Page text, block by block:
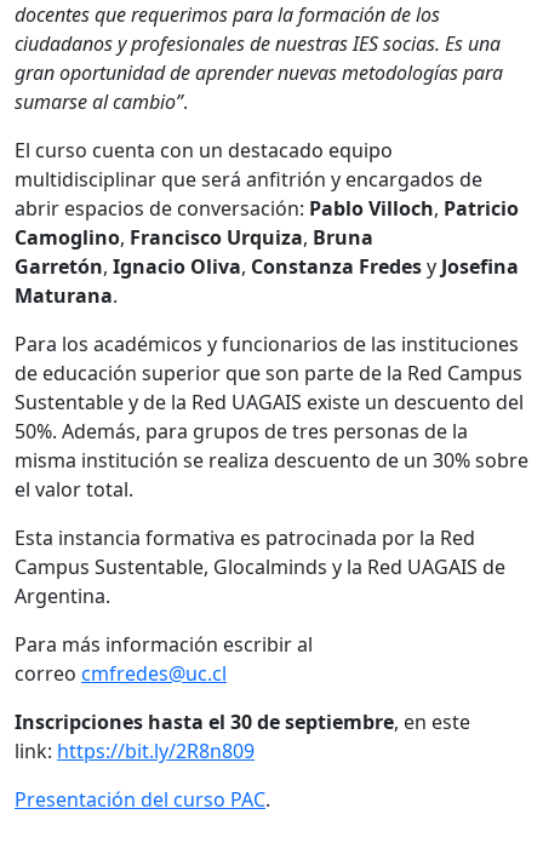
docentes que requerimos para la formación de los
ciudadanos y profesionales de nuestras IES socias. Es una
gran oportunidad de aprender nuevas metodologías para
sumarse al cambio”.
El curso cuenta con un destacado equipo
multidisciplinar que será anfitrión y encargados de
abrir espacios de conversación: Pablo Villoch, Patricio
Camoglino, Francisco Urquiza, Bruna
Garretón, Ignacio Oliva, Constanza Fredesy Josefina
Maturana.
Para los académicos y funcionarios de las instituciones
de educación superior que son parte de la Red Campus
Sustentable y de la Red UAGAIS existe un descuento del
50%. Además, para grupos de tres personas de la
misma institución se realiza descuento de un 30% sobre
el valor total.
Esta instancia formativa es patrocinada por la Red
Campus Sustentable, Glocalminds y la Red UAGAIS de
Argentina.
Para más información escribir al
correo cmfredes@uc.cl
Inscripciones hasta el 30 de septiembre, en este
link: https://bit.ly/2R8n809
Presentación del curso PAC.